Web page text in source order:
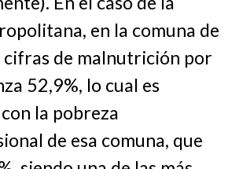
en la comuna de
cifras de malnutrición por
52,9%, lo cual es
la pobreza
de esa comuna, que